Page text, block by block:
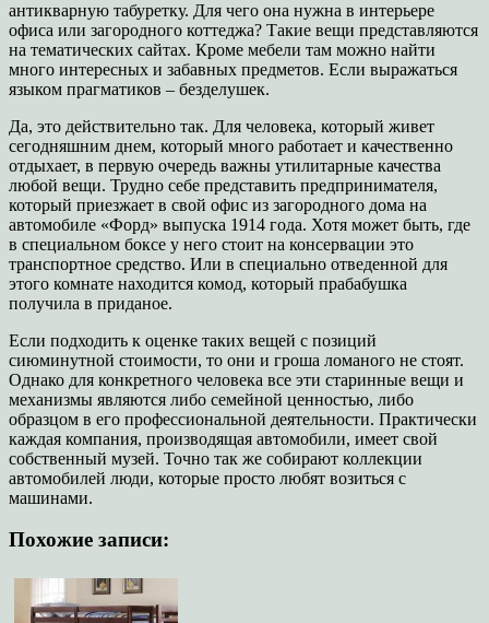
антикварную табуретку. Для чего она нужна в интерьере
офиса или загородного коттеджа? Такие вещи представляются
на тематических сайтах. Кроме мебели там можно найти
много интересных и забавных предметов. Если выражаться
языком прагматиков – безделушек.
Да, это действительно так. Для человека, который живет
сегодняшним днем, который много работает и качественно
отдыхает, в первую очередь важны утилитарные качества
любой вещи. Трудно себе представить предпринимателя,
который приезжает в свой офис из загородного дома на
автомобиле «Форд» выпуска 1914 года. Хотя может быть, где
в специальном боксе у него стоит на консервации это
транспортное средство. Или в специально отведенной для
этого комнате находится комод, который прабабушка
получила в приданое.
Если подходить к оценке таких вещей с позиций
сиюминутной стоимости, то они и гроша ломаного не стоят.
Однако для конкретного человека все эти старинные вещи и
механизмы являются либо семейной ценностью, либо
образцом в его профессиональной деятельности. Практически
каждая компания, производящая автомобили, имеет свой
собственный музей. Точно так же собирают коллекции
автомобилей люди, которые просто любят возиться с
машинами.
Похожие записи: